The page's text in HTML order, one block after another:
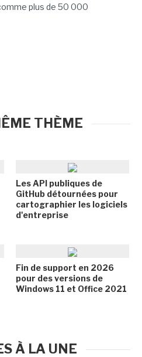
plus de 50 000
THÈME
Les API publiques de
GitHub détournées pour
cartographier les logiciels
d'entreprise
Fin de support en 2026
pour des versions de
Windows 11 et Office 2021
À LA UNE